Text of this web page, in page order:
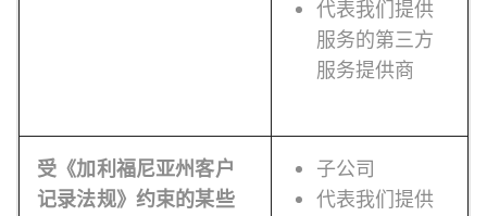
代表我们提供
服务的第三方
服务提供商
受《加利福尼亚州客户
记录法规》约束的某些
子公司
代表我们提供